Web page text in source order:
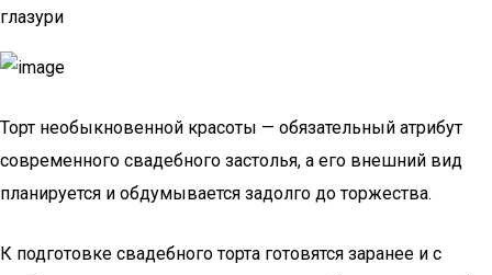
глазури
Торт необыкновенной красоты — обязательный атрибут
современного свадебного застолья, а его внешний вид
планируется и обдумывается задолго до торжества.
К подготовке свадебного торта готовятся заранее и с